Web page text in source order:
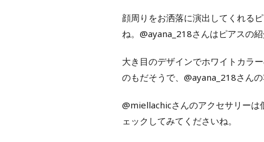
顔周りをお洒落に演出してくれる
ね。@ayana_218さんはピアスの
大き目のデザインでホワイトカラ
のもだそうで、@ayana_218さん
@miellachicさんのアクセサリーは
ェックしてみてくださいね。